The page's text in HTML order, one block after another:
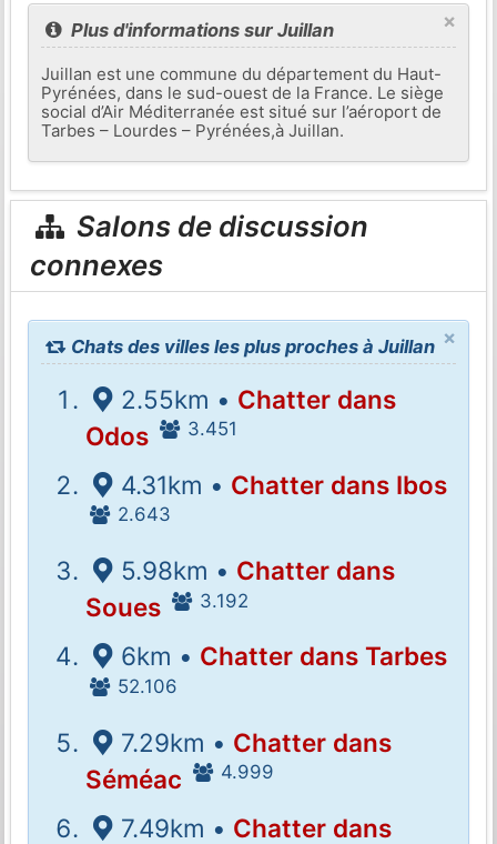
×
Plus d'informations sur Juillan
Juillan est une commune du département du Haut-
Pyrénées, dans le sud-ouest de la France. Le siège
social d’Air Méditerranée est situé sur l’aéroport de
Tarbes – Lourdes – Pyrénées,à Juillan.
Salons de discussion
connexes
×
Chats des villes les plus proches à Juillan
2.55km • Chatter dans
Odos
3.451
4.31km • Chatter dans Ibos
2.643
5.98km • Chatter dans
Soues
3.192
6km • Chatter dans Tarbes
52.106
7.29km • Chatter dans
Séméac
4.999
7.49km • Chatter dans